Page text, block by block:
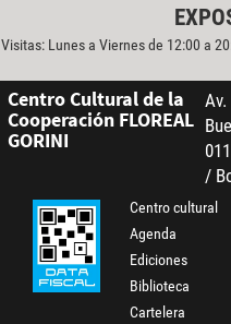
Visitas: Lunes a Viernes de 12:00 a
Centro Cultural de la
Cooperación FLOREAL
GORINI
/
Centro cultural
Agenda
Ediciones
Biblioteca
Cartelera